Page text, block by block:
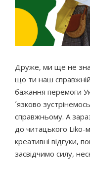
Друже, ми ще не
що ти наш
бажання перемоги
´язково
справжньому. А
до читацького
креативні відгуки,
засвідчимо силу,